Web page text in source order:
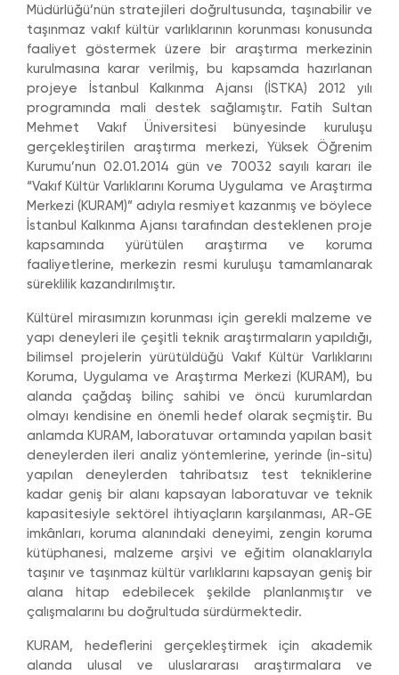
Müdürlüğü’nün stratejileri doğrultusunda, taşınabilir ve
taşınmaz vakıf kültür varlıklarının korunması konusunda
faaliyet göstermek üzere bir araştırma merkezinin
kurulmasına karar verilmiş, bu kapsamda hazırlanan
projeye İstanbul Kalkınma Ajansı (İSTKA) 2012 yılı
programında mali destek sağlamıştır. Fatih Sultan
Mehmet Vakıf Üniversitesi bünyesinde kuruluşu
gerçekleştirilen araştırma merkezi, Yüksek Öğrenim
Kurumu’nun 02.01.2014 gün ve 70032 sayılı kararı ile
“Vakıf Kültür Varlıklarını Koruma Uygulama ve Araştırma
Merkezi (KURAM)” adıyla resmiyet kazanmış ve böylece
İstanbul Kalkınma Ajansı tarafından desteklenen proje
kapsamında yürütülen araştırma ve koruma
faaliyetlerine, merkezin resmi kuruluşu tamamlanarak
süreklilik kazandırılmıştır.
Kültürel mirasımızın korunması için gerekli malzeme ve
yapı deneyleri ile çeşitli teknik araştırmaların yapıldığı,
bilimsel projelerin yürütüldüğü Vakıf Kültür Varlıklarını
Koruma, Uygulama ve Araştırma Merkezi (KURAM), bu
alanda çağdaş bilinç sahibi ve öncü kurumlardan
olmayı kendisine en önemli hedef olarak seçmiştir. Bu
anlamda KURAM, laboratuvar ortamında yapılan basit
deneylerden ileri analiz yöntemlerine, yerinde (in-situ)
yapılan deneylerden tahribatsız test tekniklerine
kadar geniş bir alanı kapsayan laboratuvar ve teknik
kapasitesiyle sektörel ihtiyaçların karşılanması, AR-GE
imkânları, koruma alanındaki deneyimi, zengin koruma
kütüphanesi, malzeme arşivi ve eğitim olanaklarıyla
taşınır ve taşınmaz kültür varlıklarını kapsayan geniş bir
alana hitap edebilecek şekilde planlanmıştır ve
çalışmalarını bu doğrultuda sürdürmektedir.
KURAM, hedeflerini gerçekleştirmek için akademik
alanda ulusal ve uluslararası araştırmalara ve